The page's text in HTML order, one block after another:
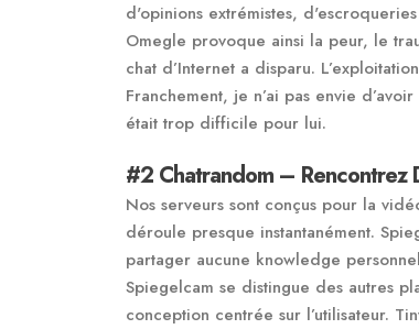
d'opinions extrémistes,
Omegle provoque ainsi la peur, le
chat d’Internet a disparu.
Franchement, je n’ai pas envie
était trop difficile pour lui.
#2 Chatrandom – Rencontrez
Nos serveurs sont conçus pour la
déroule presque instantanément.
partager aucune knowledge
Spiegelcam se distingue des autres
conception centrée sur l’utilisateur.